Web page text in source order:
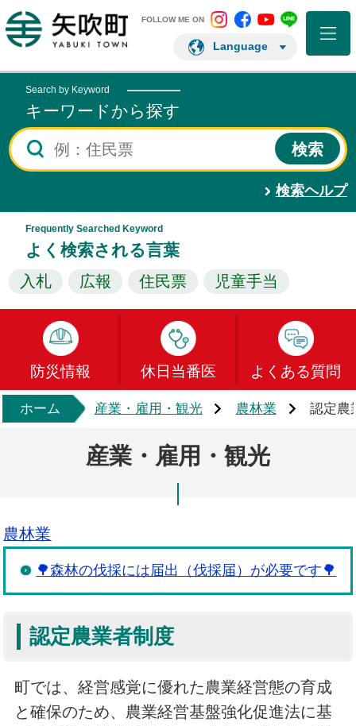
矢吹町ホームページ
FOLLOW ME ON 矢吹町 Instagram
矢吹町矢吹町矢吹町
Language
Search by Keyword
キーワードから探す
検索ヘルプ
Frequently Searched Keyword
よく検索される言葉
入札 広報 住民票 児童手当
防災情報 休日当番医 よくある質問
ホーム 産業・雇用・観光 農林業 認定農
産業・雇用・観光
農林業
🌳森林の伐採には届出（伐採届）が必要です🌳
認定農業者制度
町では、経営感覚に優れた農業経営態の育成
と確保のため、農業経営基盤強化促進法に基